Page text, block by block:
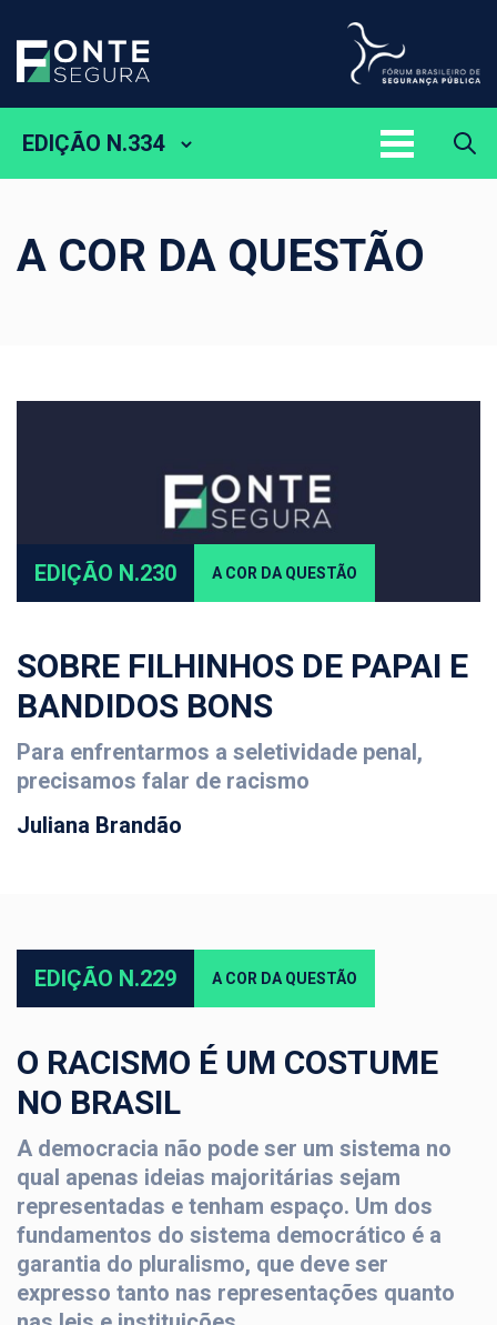
EDIÇÃO N.334
A COR DA QUESTÃO
EDIÇÃO N.230 A COR DA QUESTÃO
SOBRE FILHINHOS DE PAPAI E
BANDIDOS BONS
Para enfrentarmos a seletividade penal,
precisamos falar de racismo
Juliana Brandão
EDIÇÃO N.229 A COR DA QUESTÃO
O RACISMO É UM COSTUME
NO BRASIL
A democracia não pode ser um sistema no
qual apenas ideias majoritárias sejam
representadas e tenham espaço. Um dos
fundamentos do sistema democrático é a
garantia do pluralismo, que deve ser
expresso tanto nas representações quanto